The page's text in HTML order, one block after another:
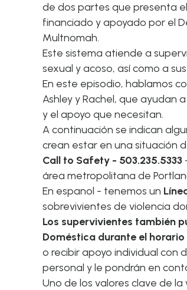
de dos partes que presenta
financiado y apoyado por el
Multnomah.
Este sistema atiende a
sexual y acoso, así como a
En este episodio, hablamos
Ashley y Rachel, que ayudan
y el apoyo que necesitan.
A continuación se indican
crean estar en una situación
Call to Safety - 503.235.5333
área metropolitana de
En espanol - tenemos un
sobrevivientes de violencia
Los supervivientes también
Doméstica durante el
o recibir apoyo individual con
personal y le pondrán en
Uno de los valores clave de